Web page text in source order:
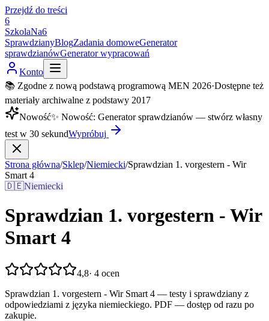
Przejdź do treści
6
SzkolaNa6
SprawdzianyBlogZadania domoweGenerator
sprawdzianówGenerator wypracowań
Konto
📚 Zgodne z nową podstawą programową MEN 2026·Dostępne też
materiały archiwalne z podstawy 2017
Nowość✨ Nowość: Generator sprawdzianów — stwórz własny
test w 30 sekundWypróbuj
Strona główna/Sklep/Niemiecki/Sprawdzian 1. vorgestern - Wir
Smart 4
🇩🇪Niemiecki
Sprawdzian 1. vorgestern - Wir
Smart 4
4,8· 4 ocen
Sprawdzian 1. vorgestern - Wir Smart 4 — testy i sprawdziany z
odpowiedziami z języka niemieckiego. PDF — dostęp od razu po
zakupie.